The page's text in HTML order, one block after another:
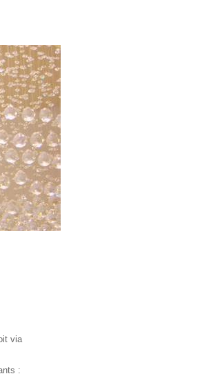
via
: